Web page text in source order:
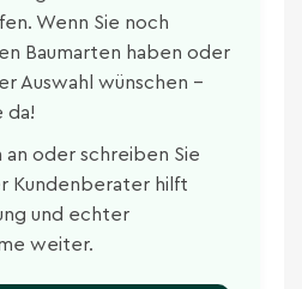
Wenn Sie noch
Baumarten haben oder
Auswahl wünschen –
da!
an oder schreiben Sie
Kundenberater hilft
und echter
weiter.